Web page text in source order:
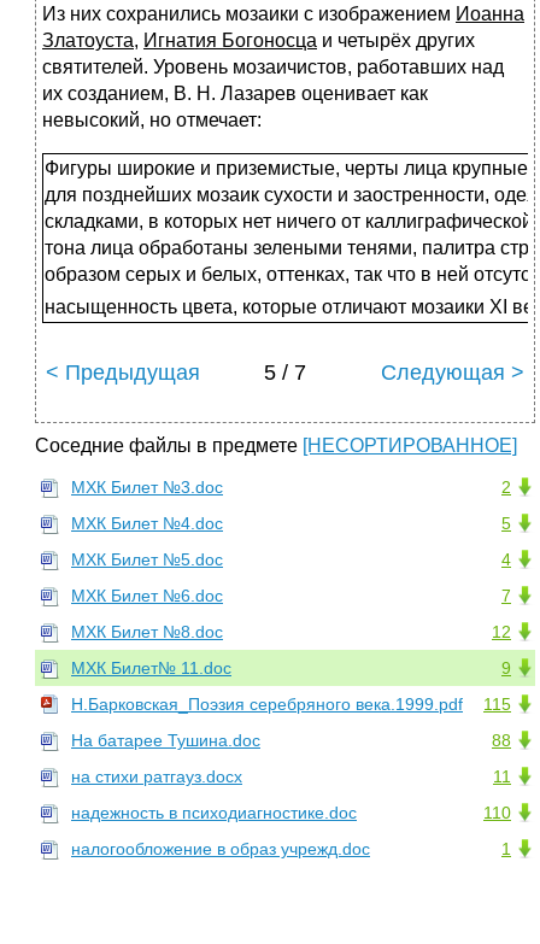
Из них сохранились мозаики с изображением Иоанна
Златоуста, Игнатия Богоносца и четырёх других
святителей. Уровень мозаичистов, работавших над
их созданием, В. Н. Лазарев оценивает как
невысокий, но отмечает:
Фигуры широкие и приземистые, черты лица
для позднейших мозаик сухости и заостренности,
складками, в которых нет ничего от
тона лица обработаны зелеными тенями, палитра
образом серых и белых, оттенках, так что в ней
насыщенность цвета, которые отличают мозаики XI
< Предыдущая 5 / 7 Следующая >
Соседние файлы в предмете [НЕСОРТИРОВАННОЕ]
2
МХК Билет №3.doc
5
МХК Билет №4.doc
4
МХК Билет №5.doc
7
МХК Билет №6.doc
12
МХК Билет №8.doc
9
МХК Билет№ 11.doc
115
Н.Барковская_Поэзия серебряного века.1999.pdf
88
На батарее Тушина.doc
11
на стихи ратгауз.docx
110
надежность в психодиагностике.doc
1
налогообложение в образ учрежд.doc